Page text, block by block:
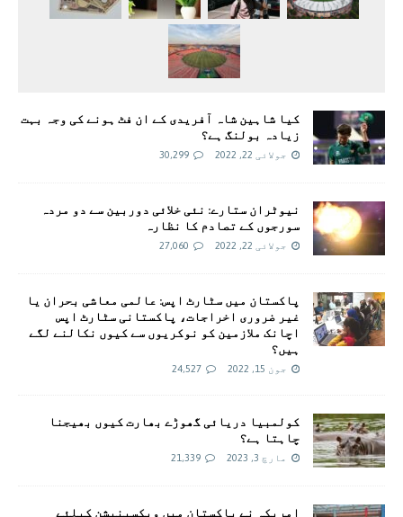
کیا شاہین شاہ آفریدی کے ان فٹ ہونے کی وجہ بہت
زیادہ بولنگ ہے؟
جولائی 22, 2022 30,299
نیوٹران ستارے: نئی خلائی دوربین سے دو مردہ
سورجوں کے تصادم کا نظارہ
جولائی 22, 2022 27,060
پاکستان میں سٹارٹ اپس: عالمی معاشی بحران یا
غیر ضروری اخراجات، پاکستانی سٹارٹ اپس
اچانک ملازمین کو نوکریوں سے کیوں نکالنے لگے
ہیں؟
جون 15, 2022 24,527
کولمبیا دریائی گھوڑے بھارت کیوں بھیجنا
چاہتا ہے؟
مارچ 3, 2023 21,339
امريکہ نے پاکستان میں ویکسینیشن کیلئے